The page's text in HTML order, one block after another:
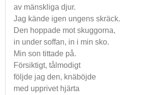
av mänskliga djur.
Jag kände igen ungens skräck.
Den hoppade mot skuggorna,
in under soffan, in i min sko.
Min son tittade på.
Försiktigt, tålmodigt
följde jag den, knäböjde
med upprivet hjärta